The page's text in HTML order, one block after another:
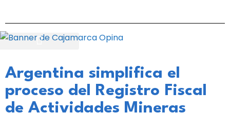
Argentina simplifica el
proceso del Registro Fiscal
de Actividades Mineras